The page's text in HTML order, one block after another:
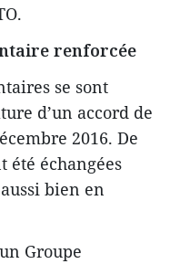
renforcée
se sont
d’un accord de
2016. De
été échangées
bien en
Groupe